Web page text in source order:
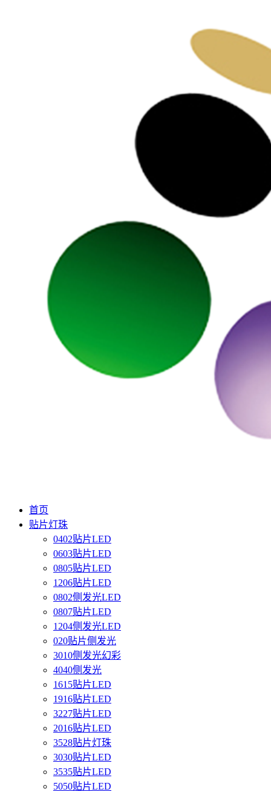
首页
贴片灯珠
0402贴片LED
0603贴片LED
0805贴片LED
1206贴片LED
0802侧发光LED
0807贴片LED
1204侧发光LED
020贴片侧发光
3010侧发光幻彩
4040侧发光
1615贴片LED
1916贴片LED
3227贴片LED
2016贴片LED
3528贴片灯珠
3030贴片LED
3535贴片LED
5050贴片LED